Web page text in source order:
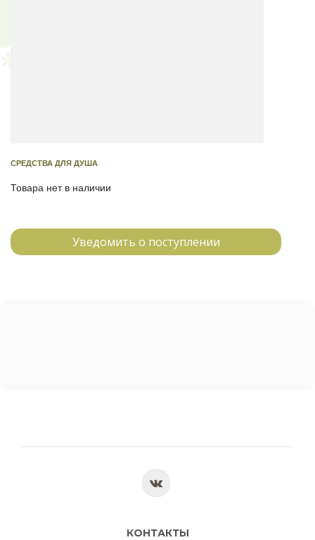
СРЕДСТВА ДЛЯ ДУША
Товара нет в наличии
Уведомить о поступлении
КОНТАКТЫ